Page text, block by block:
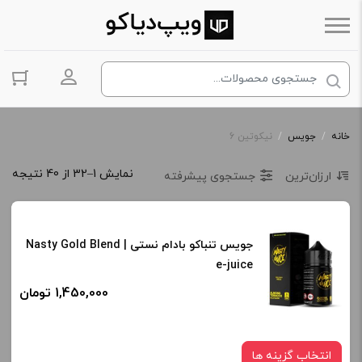
ورود به
خانه / جویس / نیکوتین 6
نمایش 1–32 از 40 نتیجه ارزان‌ترین جستجوی پیشرفته
جویس تنباکو بادام نستی | Nasty Gold Blend
e-juice
1,450,000 تومان
انتخاب گزینه ها